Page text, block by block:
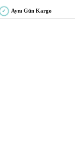
✓ Aynı Gün Kargo